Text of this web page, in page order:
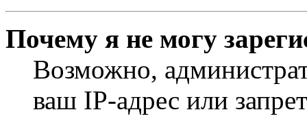
Почему я не могу
Возможно,
ваш IP-адрес или